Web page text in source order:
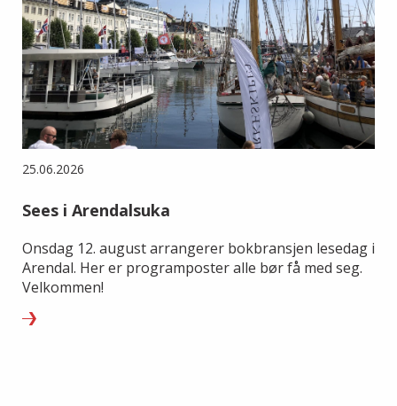
25.06.2026
Sees i Arendalsuka
Onsdag 12. august arrangerer bokbransjen lesedag i
Arendal. Her er programposter alle bør få med seg.
Velkommen!